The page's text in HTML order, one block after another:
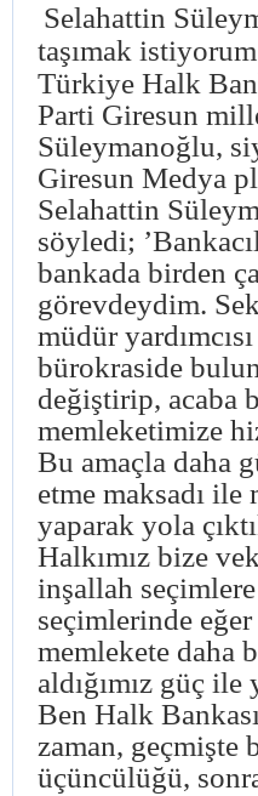
Selahattin
taşımak
Türkiye Halk
Parti Giresun
Süleymanoğlu,
Giresun Medya
Selahattin
söyledi;
bankada birden
görevdeydim.
müdür
bürokraside
değiştirip, acaba
memleketimize
Bu amaçla daha
etme maksadı
yaparak yola
Halkımız bize
inşallah
seçimlerinde
memlekete daha
aldığımız güç
Ben Halk
zaman, geçmişte
üçüncülüğü,